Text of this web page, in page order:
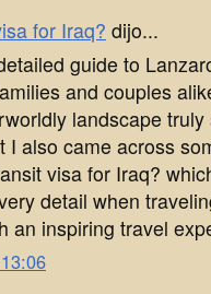
for Iraq? dijo...
guide to
and couples
landscape
I also came across
visa for Iraq?
detail when
an inspiring travel